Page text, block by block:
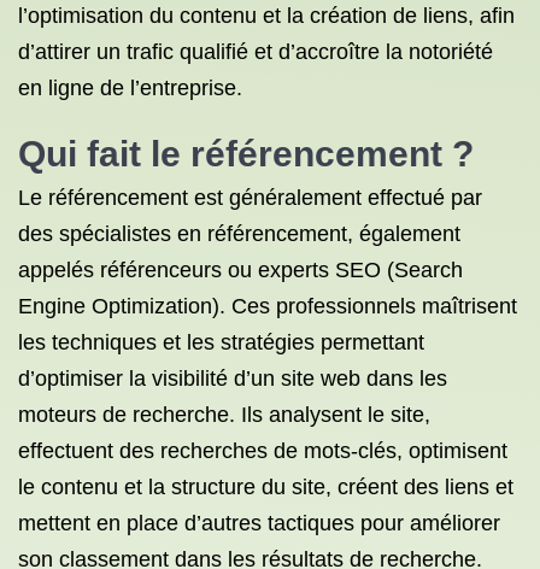
l’optimisation du contenu et la création de liens, afin
d’attirer un trafic qualifié et d’accroître la notoriété
en ligne de l’entreprise.
Qui fait le référencement ?
Le référencement est généralement effectué par
des spécialistes en référencement, également
appelés référenceurs ou experts SEO (Search
Engine Optimization). Ces professionnels maîtrisent
les techniques et les stratégies permettant
d’optimiser la visibilité d’un site web dans les
moteurs de recherche. Ils analysent le site,
effectuent des recherches de mots-clés, optimisent
le contenu et la structure du site, créent des liens et
mettent en place d’autres tactiques pour améliorer
son classement dans les résultats de recherche.